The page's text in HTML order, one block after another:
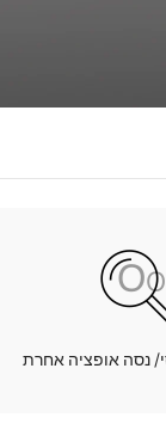
נסה אופציה אחרת